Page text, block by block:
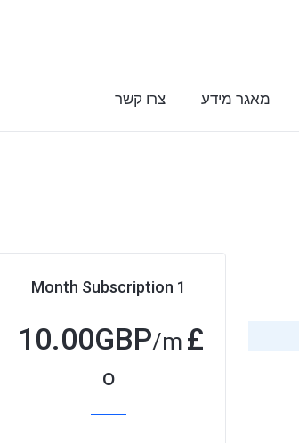
מאגר מידע צרו קשר
1 Month Subscription
£
10.00GBP/m
o